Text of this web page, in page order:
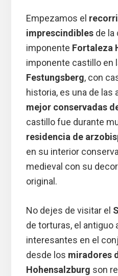
Empezamos el
imprescindiblesde la
imponente Fortaleza
imponente castillo en
Festungsberg, con
historia, es una de las
mejor conservadas
castillo fue durante
residencia de
en su interior
medieval con su
original.
No dejes de visitar el
de torturas, el antiguo
interesantes en el
desde los miradores
Hohensalzburg son